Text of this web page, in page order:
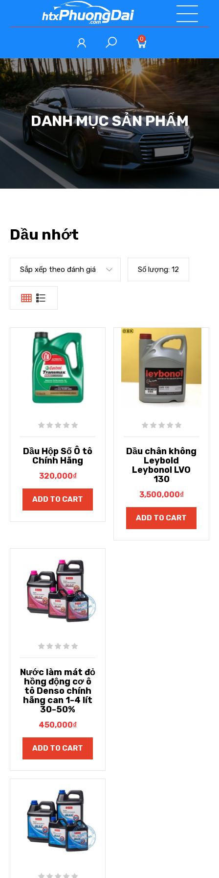
0
DANH MỤC SẢN PHẨM
Dầu nhớt
Sắp xếp theo đánh giá Số lượng: 12
Dầu Hộp Số Ô tô
Chính Hãng
320,000₫
ADD TO CART
Dầu chân không
Leybold
Leybonol LVO
130
3,500,000₫
ADD TO CART
Nước làm mát đỏ
hồng động cơ ô
tô Denso chính
hãng can 1-4 lít
30-50%
450,000₫
ADD TO CART